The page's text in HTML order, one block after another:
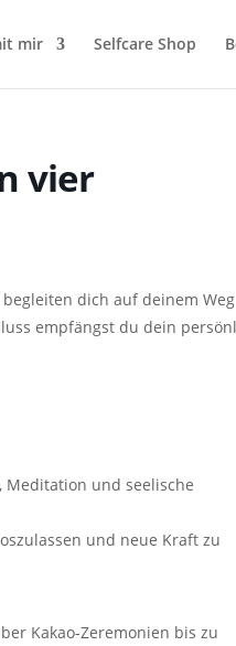
mir Selfcare Shop
vier
dich auf deinem Weg
empfängst du dein
und seelische
und neue Kraft zu
Kakao-Zeremonien bis zu